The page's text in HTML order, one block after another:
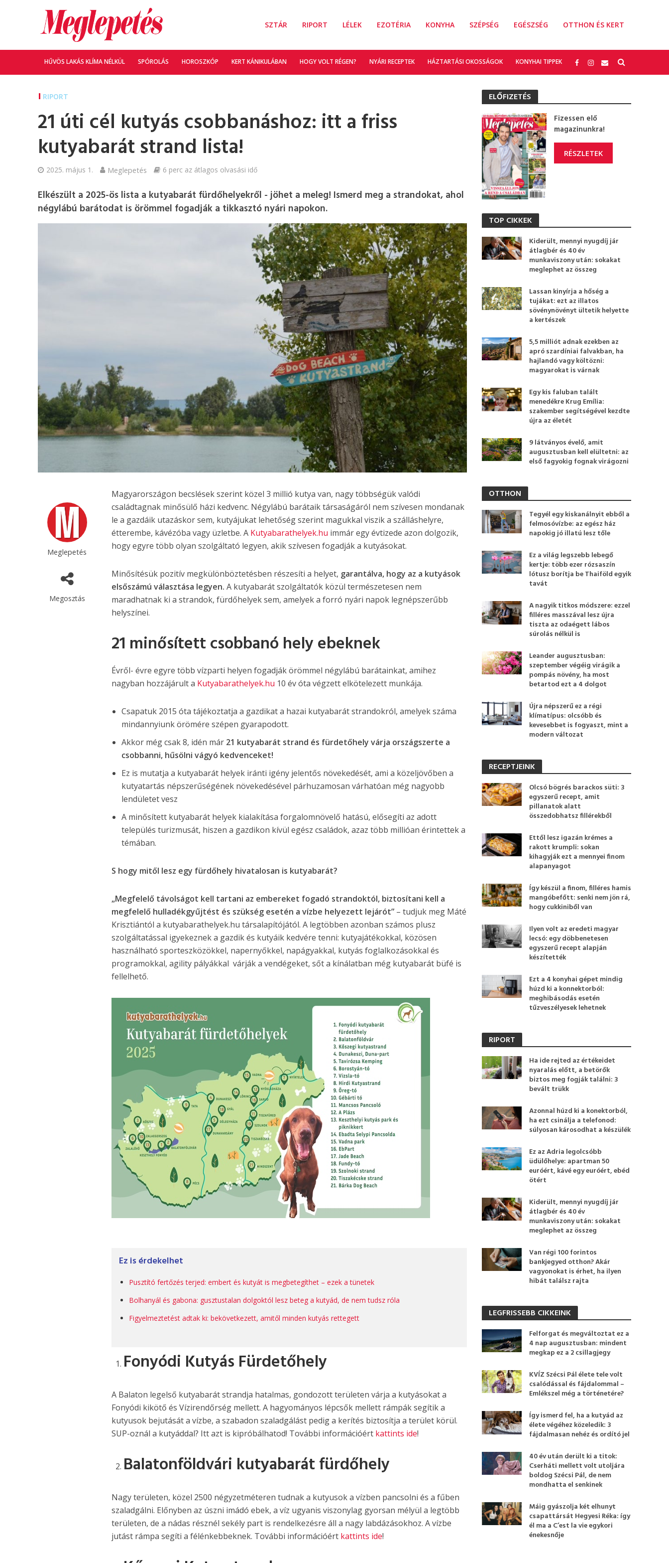
SZTÁR RIPORT LÉLEK EZOTÉRIA KONYHA SZÉPSÉG EGÉSZSÉG OTTHON ÉS KERT
HŰVÖS LAKÁS KLÍMA NÉLKÜL SPÓROLÁS HOROSZKÓP KERT KÁNIKULÁBAN HOGY VOLT RÉGEN? NYÁRI RECEPTEK HÁZTARTÁSI OKOSSÁGOK KONYHAI TIPPEK
RIPORT
21 úti cél kutyás csobbanáshoz: itt a friss
kutyabarát strand lista!
2025. május 1. Meglepetés 6 perc az átlagos olvasási idő
Elkészült a 2025-ös lista a kutyabarát fürdőhelyekről - jöhet a meleg! Ismerd meg a strandokat, ahol
négylábú barátodat is örömmel fogadják a tikkasztó nyári napokon.
Meglepetés
Megosztás
Magyarországon becslések szerint közel 3 millió kutya van, nagy többségük valódi
családtagnak minősülő házi kedvenc. Négylábú barátaik társaságáról nem szívesen mondanak
le a gazdáik utazáskor sem, kutyájukat lehetőség szerint magukkal viszik a szálláshelyre,
étterembe, kávézóba vagy üzletbe. A Kutyabarathelyek.hu immár egy évtizede azon dolgozik,
hogy egyre több olyan szolgáltató legyen, akik szívesen fogadják a kutyásokat.
Minősítésük pozitív megkülönböztetésben részesíti a helyet, garantálva, hogy az a kutyások
elsőszámú választása legyen. A kutyabarát szolgáltatók közül természetesen nem
maradhatnak ki a strandok, fürdőhelyek sem, amelyek a forró nyári napok legnépszerűbb
helyszínei.
21 minősített csobbanó hely ebeknek
Évről- évre egyre több vízparti helyen fogadják örömmel négylábú barátainkat, amihez
nagyban hozzájárult a Kutyabarathelyek.hu 10 év óta végzett elkötelezett munkája.
Csapatuk 2015 óta tájékoztatja a gazdikat a hazai kutyabarát strandokról, amelyek száma
mindannyiunk örömére szépen gyarapodott.
Akkor még csak 8, idén már 21 kutyabarát strand és fürdetőhely várja országszerte a
csobbanni, hűsölni vágyó kedvenceket!
Ez is mutatja a kutyabarát helyek iránti igény jelentős növekedését, ami a közeljövőben a
kutyatartás népszerűségének növekedésével párhuzamosan várhatóan még nagyobb
lendületet vesz
A minősített kutyabarát helyek kialakítása forgalomnövelő hatású, elősegíti az adott
település turizmusát, hiszen a gazdikon kívül egész családok, azaz több millióan érintettek a
témában.
S hogy mitől lesz egy fürdőhely hivatalosan is kutyabarát?
„Megfelelő távolságot kell tartani az embereket fogadó strandoktól, biztosítani kell a
megfelelő hulladékgyűjtést és szükség esetén a vízbe helyezett lejárót” – tudjuk meg Máté
Krisztiántól a kutyabarathelyek.hu társalapítójától. A legtöbben azonban számos plusz
szolgáltatással igyekeznek a gazdik és kutyáik kedvére tenni: kutyajátékokkal, közösen
használható sporteszközökkel, napernyőkkel, napágyakkal, kutyás foglalkozásokkal és
programokkal, agility pályákkal várják a vendégeket, sőt a kínálatban még kutyabarát büfé is
fellelhető.
Ez is érdekelhet
Pusztító fertőzés terjed: embert és kutyát is megbetegíthet – ezek a tünetek
Bolhanyál és gabona: gusztustalan dolgoktól lesz beteg a kutyád, de nem tudsz róla
Figyelmeztetést adtak ki: bekövetkezett, amitől minden kutyás rettegett
Fonyódi Kutyás Fürdetőhely
A Balaton legelső kutyabarát strandja hatalmas, gondozott területen várja a kutyásokat a
Fonyódi kikötő és Vízirendőrség mellett. A hagyományos lépcsők mellett rámpák segítik a
kutyusok bejutását a vízbe, a szabadon szaladgálást pedig a kerítés biztosítja a terület körül.
SUP-oznál a kutyáddal? Itt azt is kipróbálhatod! További információért kattints ide!
Balatonföldvári kutyabarát fürdőhely
Nagy területen, közel 2500 négyzetméteren tudnak a kutyusok a vízben pancsolni és a fűben
szaladgálni. Előnyben az úszni imádó ebek, a víz ugyanis viszonylag gyorsan mélyül a legtöbb
területen, de a nádas résznél sekély part is rendelkezésre áll a nagy labdázásokhoz. A vízbe
jutást rámpa segíti a félénkebbeknek. További információért kattints ide!
ELŐFIZETÉS
Fizessen elő
magazinunkra!
RÉSZLETEK
TOP CIKKEK
Kiderült, mennyi nyugdíj jár
átlagbér és 40 év
munkaviszony után: sokakat
meglephet az összeg
Lassan kinyírja a hőség a
tujákat: ezt az illatos
sövénynövényt ültetik helyette
a kertészek
5,5 milliót adnak ezekben az
apró szardíniai falvakban, ha
hajlandó vagy költözni:
magyarokat is várnak
Egy kis faluban talált
menedékre Krug Emília:
szakember segítségével kezdte
újra az életét
9 látványos évelő, amit
augusztusban kell elültetni: az
első fagyokig fognak virágozni
OTTHON
Tegyél egy kiskanálnyit ebből a
felmosóvízbe: az egész ház
napokig jó illatú lesz tőle
Ez a világ legszebb lebegő
kertje: több ezer rózsaszín
lótusz borítja be Thaiföld egyik
tavát
A nagyik titkos módszere: ezzel
filléres masszával lesz újra
tiszta az odaégett lábos
súrolás nélkül is
Leander augusztusban:
szeptember végéig virágik a
pompás növény, ha most
betartod ezt a 4 dolgot
Újra népszerű ez a régi
klímatípus: olcsóbb és
kevesebbet is fogyaszt, mint a
modern változat
RECEPTJEINK
Olcsó bögrés barackos süti: 3
egyszerű recept, amit
pillanatok alatt
összedobhatsz fillérekből
Ettől lesz igazán krémes a
rakott krumpli: sokan
kihagyják ezt a mennyei finom
alapanyagot
Így készül a finom, filléres hamis
mangóbefőtt: senki nem jön rá,
hogy cukkiniből van
Ilyen volt az eredeti magyar
lecsó: egy döbbenetesen
egyszerű recept alapján
készítették
Ezt a 4 konyhai gépet mindig
húzd ki a konnektorból:
meghibásodás esetén
tűzveszélyesek lehetnek
RIPORT
Ha ide rejted az értékeidet
nyaralás előtt, a betörők
biztos meg fogják találni: 3
bevált trükk
Azonnal húzd ki a konektorból,
ha ezt csinálja a telefonod:
súlyosan károsodhat a készülék
Ez az Adria legolcsóbb
üdülőhelye: apartman 50
euróért, kávé egy euróért, ebéd
ötért
Kiderült, mennyi nyugdíj jár
átlagbér és 40 év
munkaviszony után: sokakat
meglephet az összeg
Van régi 100 forintos
bankjegyed otthon? Akár
vagyonokat is érhet, ha ilyen
hibát találsz rajta
LEGFRISSEBB CIKKEINK
Felforgat és megváltoztat ez a
4 nap augusztusban: mindent
megkap ez a 2 csillagjegy
KVÍZ Szécsi Pál élete tele volt
csalódással és fájdalommal –
Emlékszel még a történetére?
Így ismerd fel, ha a kutyád az
élete végéhez közeledik: 3
fájdalmasan nehéz és ordító jel
40 év után derült ki a titok:
Cserháti mellett volt utoljára
boldog Szécsi Pál, de nem
mondhatta el senkinek
Máig gyászolja két elhunyt
csapattársát Hegyesi Réka: így
él ma a C’est la vie egykori
énekesnője